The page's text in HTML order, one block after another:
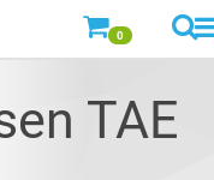
0
TAE